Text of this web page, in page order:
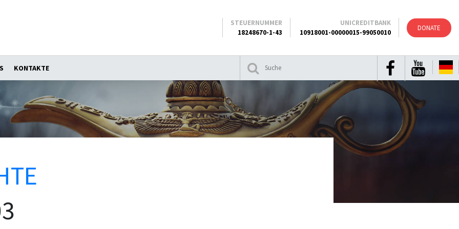
DONATE
KONTAKTE
STEUERNUMMER
18248670-1-43
UNICREDITBANK
10918001-00000015-99050010